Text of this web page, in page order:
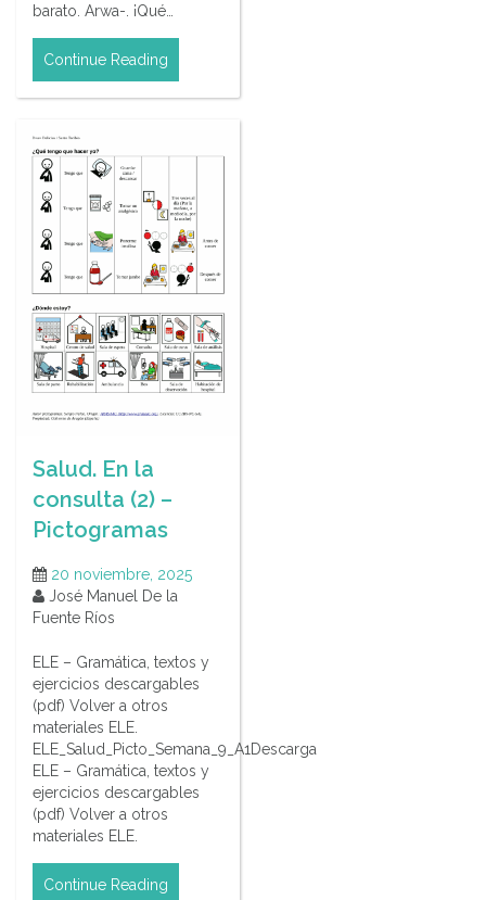
barato. Arwa-. ¡Qué…
Continue Reading
Salud. En la
consulta (2) –
Pictogramas
20 noviembre, 2025
José Manuel De la
Fuente Ríos
ELE – Gramática, textos y
ejercicios descargables
(pdf) Volver a otros
materiales ELE.
ELE_Salud_Picto_Semana_9_A1Descarga
ELE – Gramática, textos y
ejercicios descargables
(pdf) Volver a otros
materiales ELE.
Continue Reading